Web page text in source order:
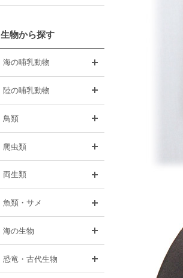
生物から探す
海の哺乳動物
陸の哺乳動物
鳥類
爬虫類
両生類
魚類・サメ
海の生物
恐竜・古代生物